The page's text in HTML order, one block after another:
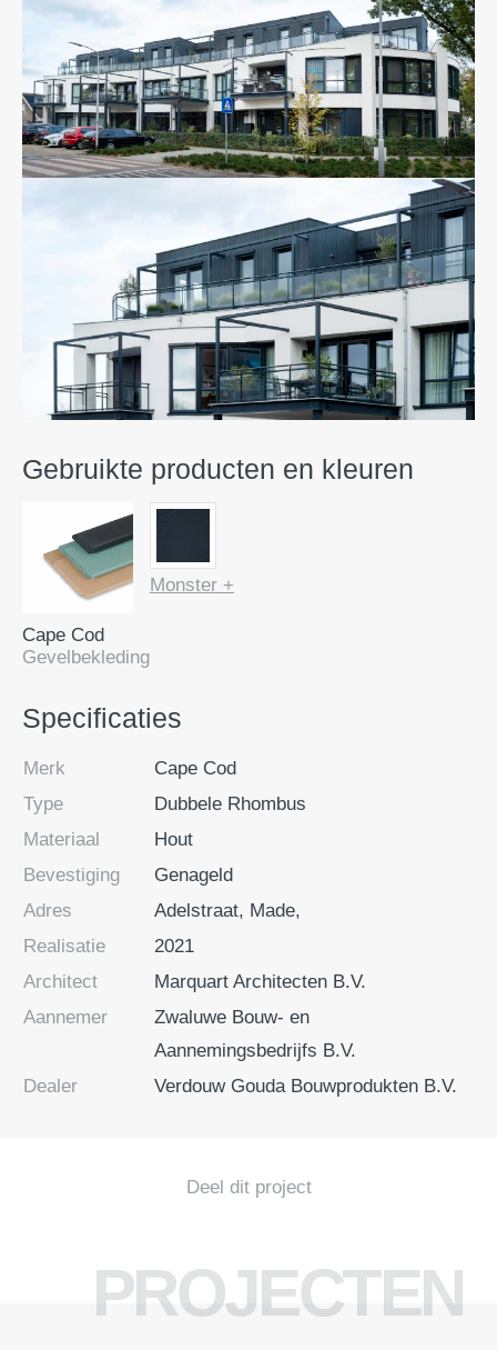
Gebruikte producten en kleuren
Cape Cod
Gevelbekleding
Monster +
Specificaties
Merk
Cape Cod
Type
Dubbele Rhombus
Materiaal
Hout
Bevestiging
Genageld
Adres
Adelstraat, Made,
Realisatie
2021
Architect
Marquart Architecten B.V.
Aannemer
Zwaluwe Bouw- en
Aannemingsbedrijfs B.V.
Dealer
Verdouw Gouda Bouwprodukten B.V.
Deel dit project
PROJECTEN